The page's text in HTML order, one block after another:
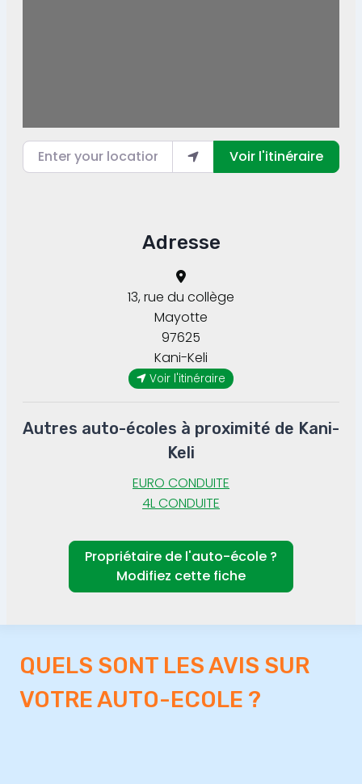
Enter your location
Voir l'itinéraire
Adresse
13, rue du collège
Kani-Keli
Mayotte
97625
Voir l'itinéraire
Autres auto-écoles à proximité de Kani-
Keli
EURO CONDUITE
4L CONDUITE
Propriétaire de l'auto-école ?
Modifiez cette fiche
QUELS SONT LES AVIS SUR
VOTRE AUTO-ECOLE ?